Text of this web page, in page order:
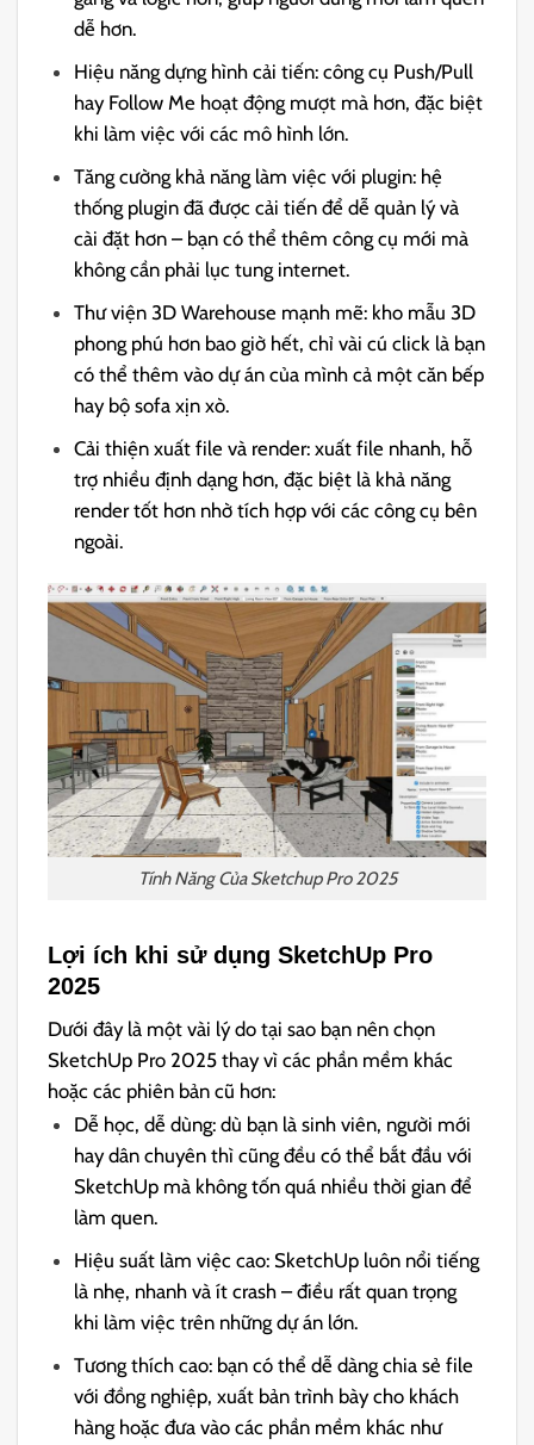
dễ hơn.
Hiệu năng dựng hình cải tiến: công cụ Push/Pull
hay Follow Me hoạt động mượt mà hơn, đặc biệt
khi làm việc với các mô hình lớn.
Tăng cường khả năng làm việc với plugin: hệ
thống plugin đã được cải tiến để dễ quản lý và
cài đặt hơn – bạn có thể thêm công cụ mới mà
không cần phải lục tung internet.
Thư viện 3D Warehouse mạnh mẽ: kho mẫu 3D
phong phú hơn bao giờ hết, chỉ vài cú click là bạn
có thể thêm vào dự án của mình cả một căn bếp
hay bộ sofa xịn xò.
Cải thiện xuất file và render: xuất file nhanh, hỗ
trợ nhiều định dạng hơn, đặc biệt là khả năng
render tốt hơn nhờ tích hợp với các công cụ bên
ngoài.
Tính Năng Của Sketchup Pro 2025
Lợi ích khi sử dụng SketchUp Pro
2025
Dưới đây là một vài lý do tại sao bạn nên chọn
SketchUp Pro 2025 thay vì các phần mềm khác
hoặc các phiên bản cũ hơn:
Dễ học, dễ dùng: dù bạn là sinh viên, người mới
hay dân chuyên thì cũng đều có thể bắt đầu với
SketchUp mà không tốn quá nhiều thời gian để
làm quen.
Hiệu suất làm việc cao: SketchUp luôn nổi tiếng
là nhẹ, nhanh và ít crash – điều rất quan trọng
khi làm việc trên những dự án lớn.
Tương thích cao: bạn có thể dễ dàng chia sẻ file
với đồng nghiệp, xuất bản trình bày cho khách
hàng hoặc đưa vào các phần mềm khác như